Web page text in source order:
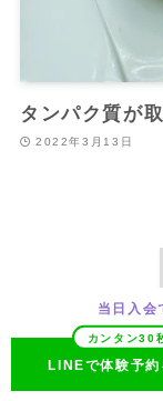
タンパク質が
2022年3月13日
当日入
LINEで体験予約